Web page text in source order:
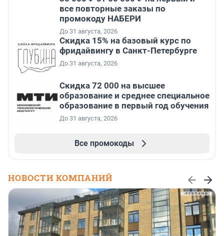
все повторные заказы по
промокоду НАБЕРИ
До 31 августа, 2026
Скидка 15% на базовый курс по
фридайвингу в Санкт-Петербурге
До 31 августа, 2026
Скидка 72 000 на высшее
образование и среднее специальное
образование в первый год обучения
До 31 августа, 2026
Все промокоды
НОВОСТИ КОМПАНИЙ